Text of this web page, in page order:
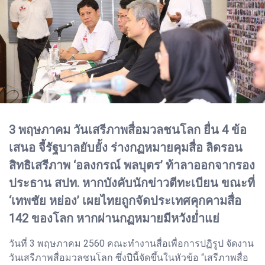
3 พฤษภาคม วันเสรีภาพสื่อมวลชนโลก ยื่น 4 ข้อ
เสนอ จี้รัฐบาลยับยั้ง ร่างกฏหมายคุมสื่อ ลิดรอน
สิทธิเสรีภาพ ‘อลงกรณ์ พลบุตร’ ท้าลาออกจากรอง
ประธาน สปท. หากบังคับนักข่าวตีทะเบียน ขณะที่
‘เทพชัย หย่อง’ เผยไทยถูกจัดประเทศคุกคามสื่อ
142 ของโลก หากผ่านกฏหมายมีหวังย่ำแย่
วันที่ 3 พฤษภาคม 2560 คณะทำงานสื่อเพื่อการปฏิรูป จัดงาน
วันเสรีภาพสื่อมวลชนโลก ซึ่งปีนี้จัดขึ้นในหัวข้อ “เสรีภาพสื่อ